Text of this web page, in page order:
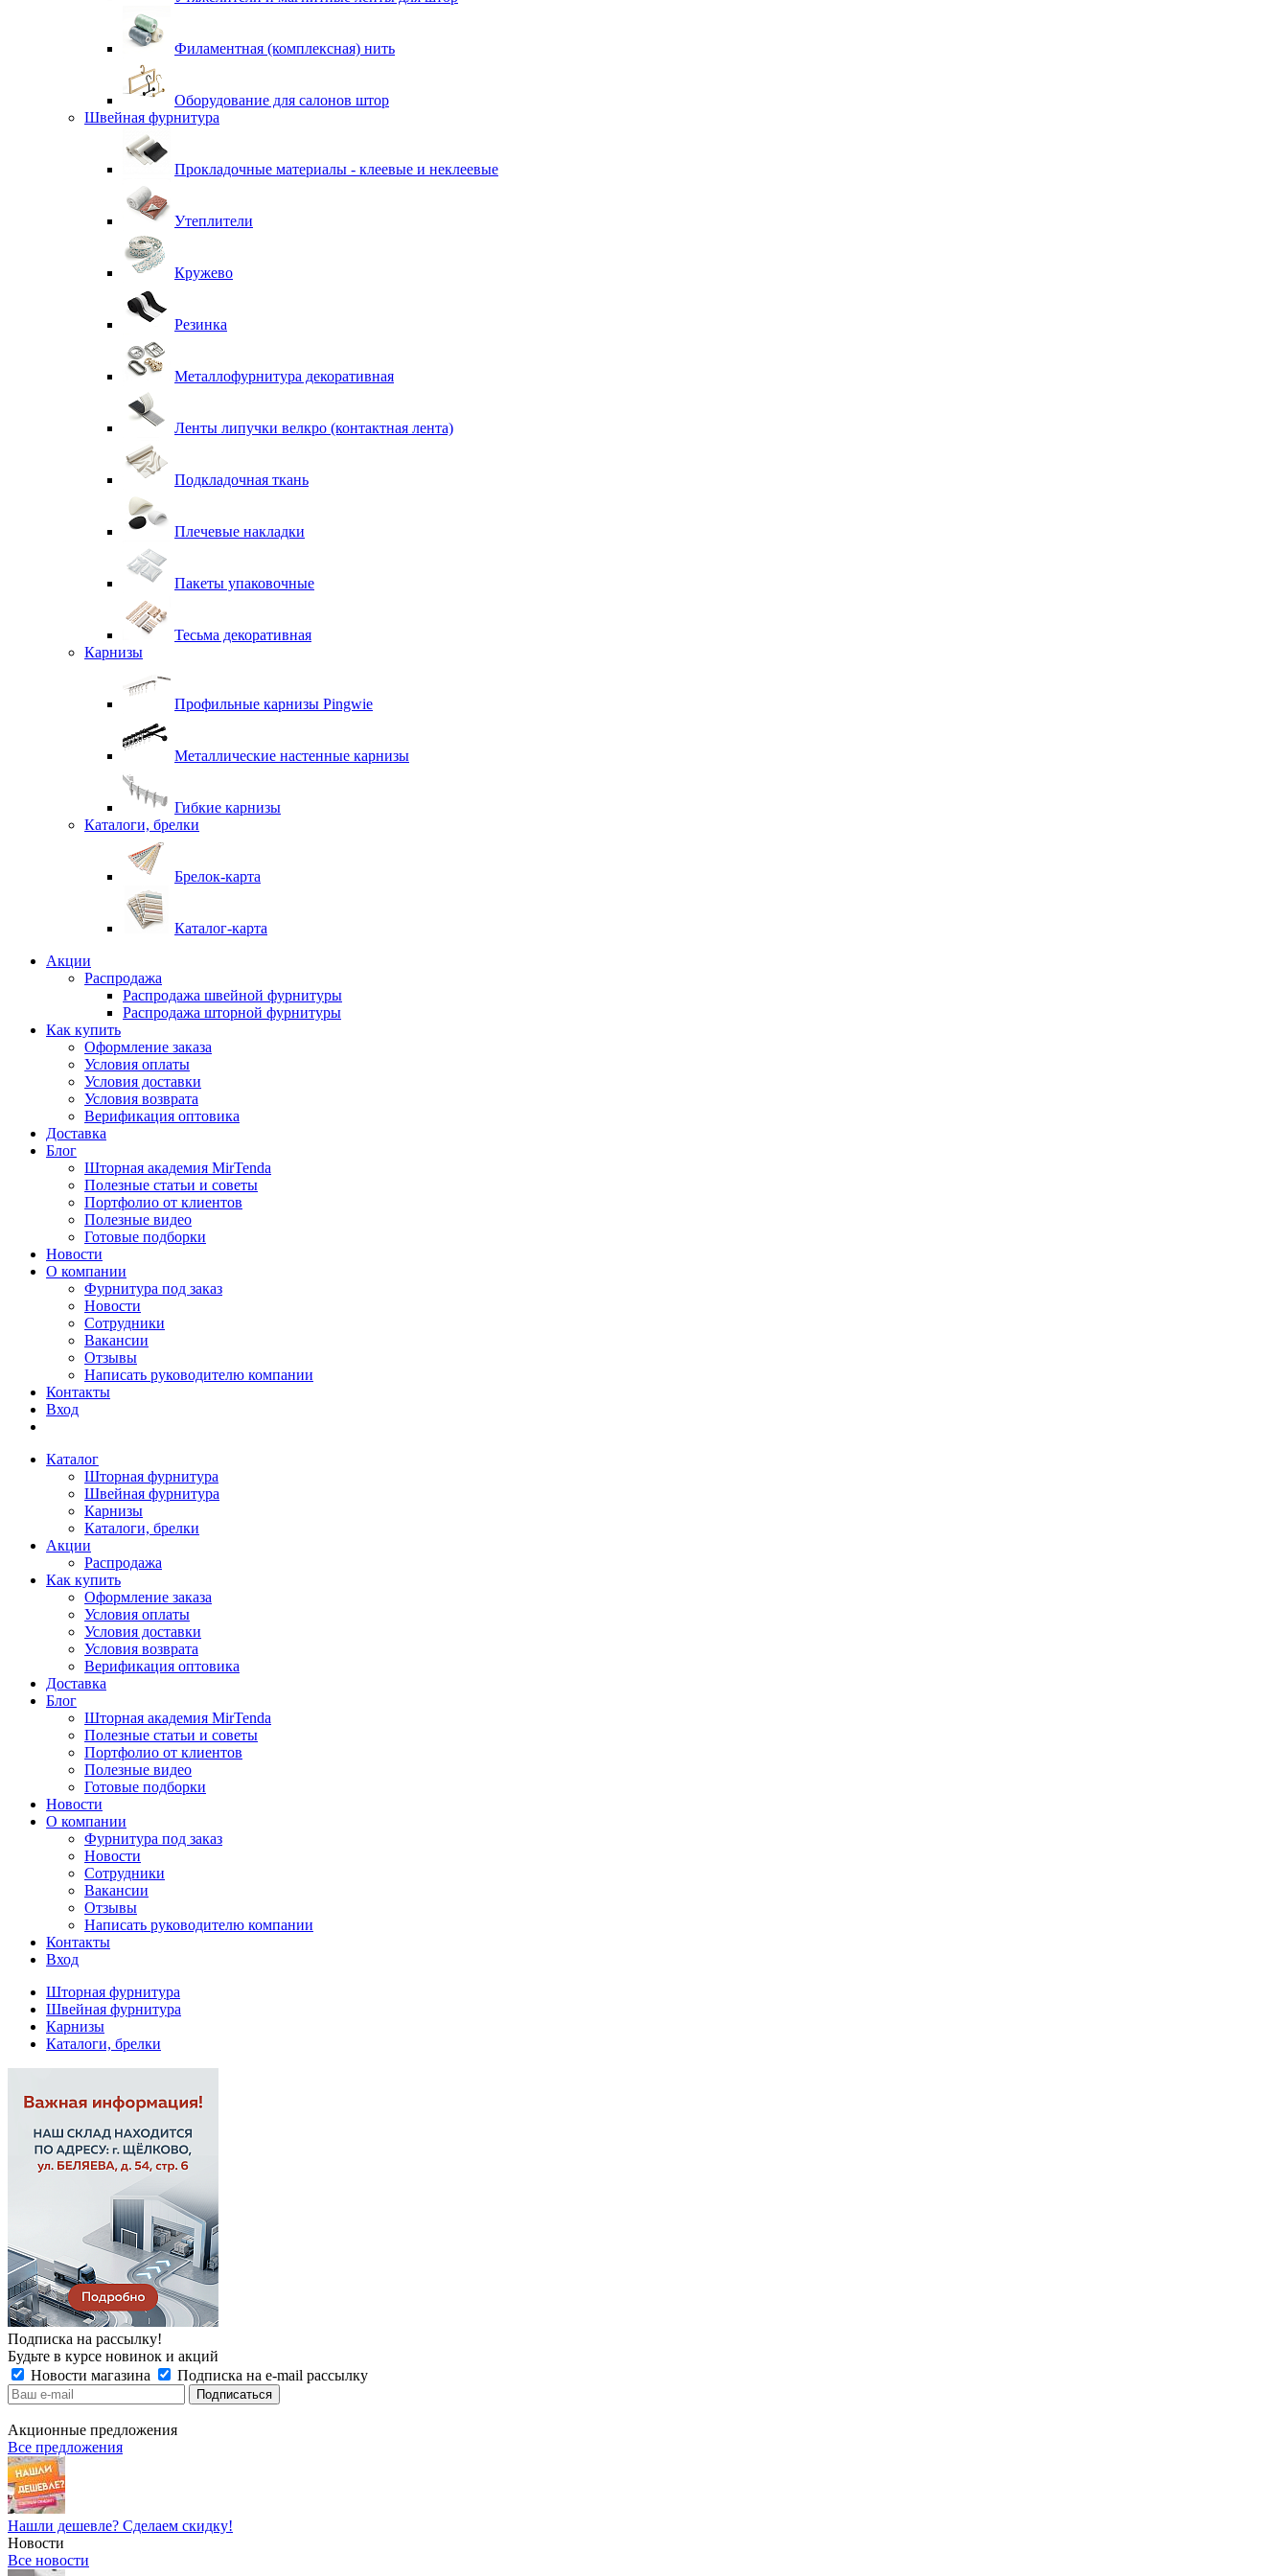
Филаментная (комплексная) нить
Оборудование для салонов штор
Швейная фурнитура
Прокладочные материалы - клеевые и неклеевые
Утеплители
Кружево
Резинка
Металлофурнитура декоративная
Ленты липучки велкро (контактная лента)
Подкладочная ткань
Плечевые накладки
Пакеты упаковочные
Тесьма декоративная
Карнизы
Профильные карнизы Pingwie
Металлические настенные карнизы
Гибкие карнизы
Каталоги, брелки
Брелок-карта
Каталог-карта
Акции
Распродажа
Распродажа швейной фурнитуры
Распродажа шторной фурнитуры
Как купить
Оформление заказа
Условия оплаты
Условия доставки
Условия возврата
Верификация оптовика
Доставка
Блог
Шторная академия MirTenda
Полезные статьи и советы
Портфолио от клиентов
Полезные видео
Готовые подборки
Новости
О компании
Фурнитура под заказ
Новости
Сотрудники
Вакансии
Отзывы
Написать руководителю компании
Контакты
Вход
Каталог
Шторная фурнитура
Швейная фурнитура
Карнизы
Каталоги, брелки
Акции
Распродажа
Как купить
Оформление заказа
Условия оплаты
Условия доставки
Условия возврата
Верификация оптовика
Доставка
Блог
Шторная академия MirTenda
Полезные статьи и советы
Портфолио от клиентов
Полезные видео
Готовые подборки
Новости
О компании
Фурнитура под заказ
Новости
Сотрудники
Вакансии
Отзывы
Написать руководителю компании
Контакты
Вход
Шторная фурнитура
Швейная фурнитура
Карнизы
Каталоги, брелки
Подписка на рассылку!
Будьте в курсе новинок и акций
Новости магазина
Подписка на e-mail рассылку
Акционные предложения
Все предложения
Нашли дешевле? Сделаем скидку!
Новости
Все новости